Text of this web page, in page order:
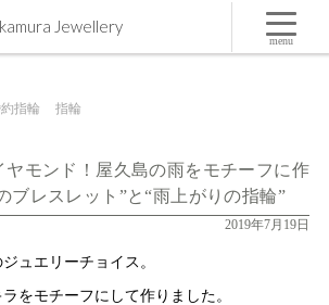
島の雨をモチーフに作りました“しずくのブレスレット”と“雨上
,オーダーメイドのマリッジリング（結婚・婚約指輪）制作 | Kei
Jewellery
指輪 指輪
ヤモンド！屋久島の雨をモチーフに作
ブレスレット”と“雨上がりの指輪”
2019年7月19日
ュエリーチョイス。
をモチーフにして作りました。
menu